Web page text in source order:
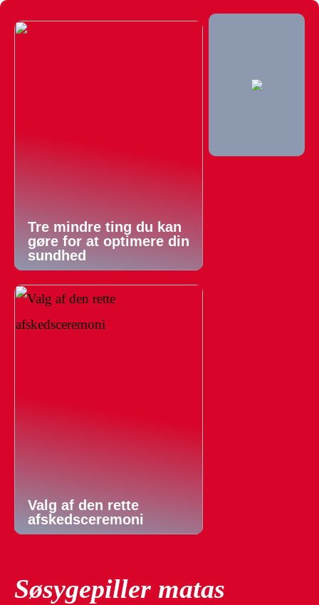
Tre mindre ting du kan
gøre for at optimere din
sundhed
Valg af den rette
afskedsceremoni
Søsygepiller matas